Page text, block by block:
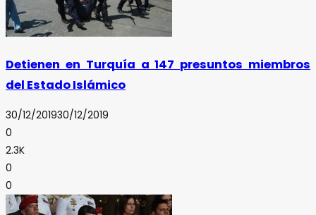
Detienen en Turquía a 147 presuntos miembros
del Estado Islámico
30/12/201930/12/2019
0
2.3K
0
0